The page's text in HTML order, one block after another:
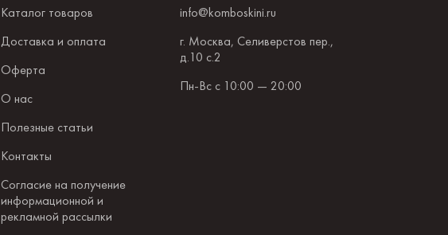
Каталог товаров
Доставка и оплата
Оферта
О нас
Полезные статьи
Контакты
Согласие на получение
информационной и
рекламной рассылки
info@komboskini.ru
г. Москва, Селиверстов пер.,
д.10 с.2
Пн-Вс с 10:00 — 20:00